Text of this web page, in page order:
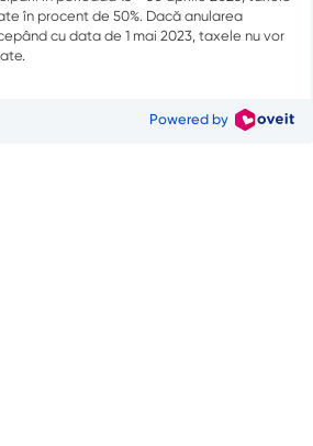
în procent de 50%. Dacă anularea
cu data de 1 mai 2023, taxele nu vor
Powered by